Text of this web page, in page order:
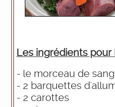
Les ingrédients pour
- le morceau de
- 2 barquettes
- 2 carottes